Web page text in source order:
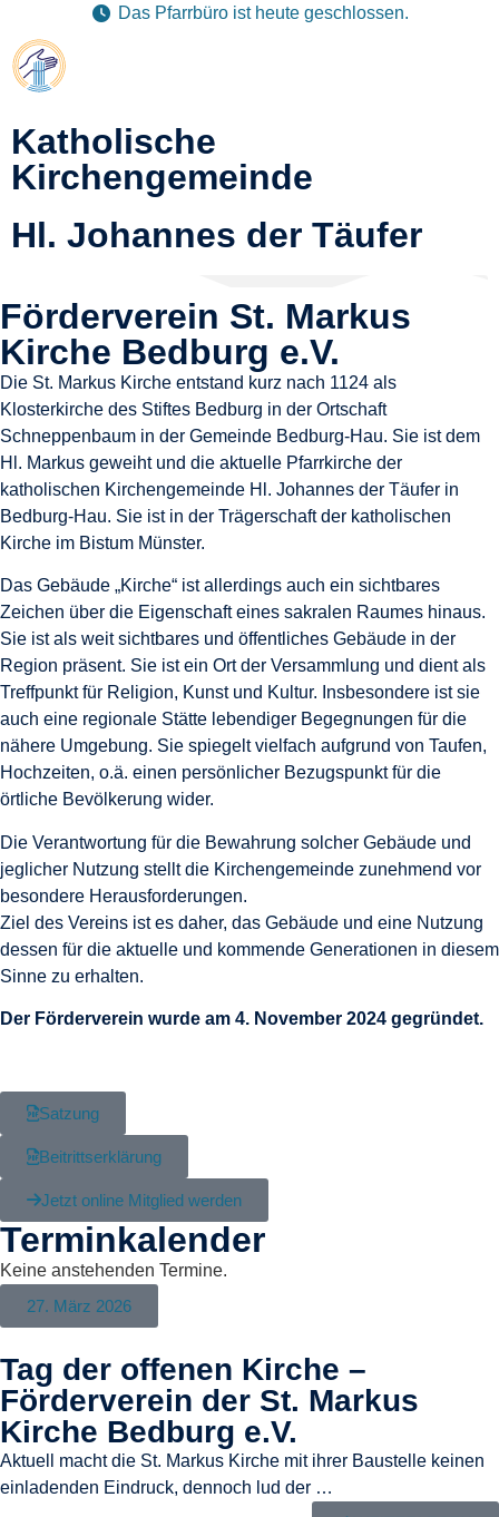
Das Pfarrbüro ist heute geschlossen.
Katholische
Kirchengemeinde
Hl. Johannes der Täufer
Förderverein St. Markus
Kirche Bedburg e.V.
Die St. Markus Kirche entstand kurz nach 1124 als
Klosterkirche des Stiftes Bedburg in der Ortschaft
Schneppenbaum in der Gemeinde Bedburg-Hau. Sie ist dem
Hl. Markus geweiht und die aktuelle Pfarrkirche der
katholischen Kirchengemeinde Hl. Johannes der Täufer in
Bedburg-Hau. Sie ist in der Trägerschaft der katholischen
Kirche im Bistum Münster.
Das Gebäude „Kirche“ ist allerdings auch ein sichtbares
Zeichen über die Eigenschaft eines sakralen Raumes hinaus.
Sie ist als weit sichtbares und öffentliches Gebäude in der
Region präsent. Sie ist ein Ort der Versammlung und dient als
Treffpunkt für Religion, Kunst und Kultur. Insbesondere ist sie
auch eine regionale Stätte lebendiger Begegnungen für die
nähere Umgebung. Sie spiegelt vielfach aufgrund von Taufen,
Hochzeiten, o.ä. einen persönlicher Bezugspunkt für die
örtliche Bevölkerung wider.
Die Verantwortung für die Bewahrung solcher Gebäude und
jeglicher Nutzung stellt die Kirchengemeinde zunehmend vor
besondere Herausforderungen.
Ziel des Vereins ist es daher, das Gebäude und eine Nutzung
dessen für die aktuelle und kommende Generationen in diesem
Sinne zu erhalten.
Der Förderverein wurde am 4. November 2024 gegründet.
Satzung
Beitrittserklärung
Jetzt online Mitglied werden
Terminkalender
Keine anstehenden Termine.
27. März 2026
Tag der offenen Kirche –
Förderverein der St. Markus
Kirche Bedburg e.V.
Aktuell macht die St. Markus Kirche mit ihrer Baustelle keinen
einladenden Eindruck, dennoch lud der …